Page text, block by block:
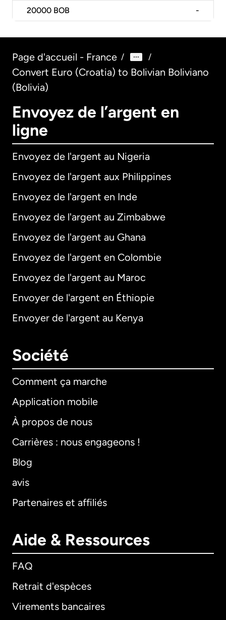
20000 BOB -
Page d'accueil - France / /
Convert Euro (Croatia) to Bolivian Boliviano
(Bolivia)
Envoyez de l’argent en
ligne
Envoyez de l'argent au Nigeria
Envoyez de l'argent aux Philippines
Envoyez de l'argent en Inde
Envoyez de l'argent au Zimbabwe
Envoyez de l'argent au Ghana
Envoyez de l'argent en Colombie
Envoyez de l'argent au Maroc
Envoyer de l'argent en Éthiopie
Envoyer de l'argent au Kenya
Société
Comment ça marche
Application mobile
À propos de nous
Carrières : nous engageons !
Blog
avis
Partenaires et affiliés
Aide & Ressources
FAQ
Retrait d'espèces
Virements bancaires